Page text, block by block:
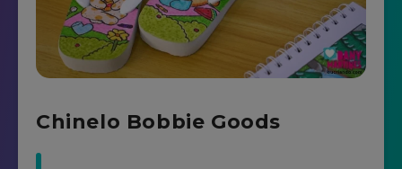
Chinelo Bobbie Goods